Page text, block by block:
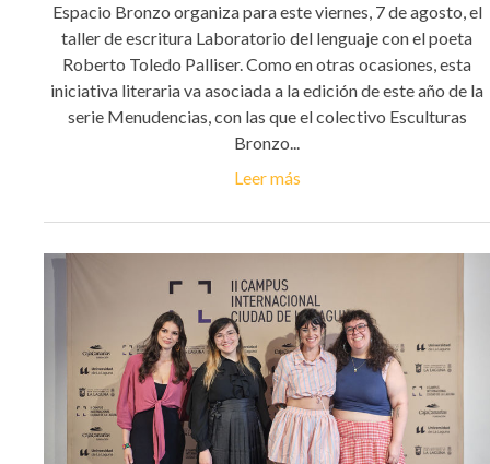
Espacio Bronzo organiza para este viernes, 7 de agosto, el
taller de escritura Laboratorio del lenguaje con el poeta
Roberto Toledo Palliser. Como en otras ocasiones, esta
iniciativa literaria va asociada a la edición de este año de la
serie Menudencias, con las que el colectivo Esculturas
Bronzo...
Leer más